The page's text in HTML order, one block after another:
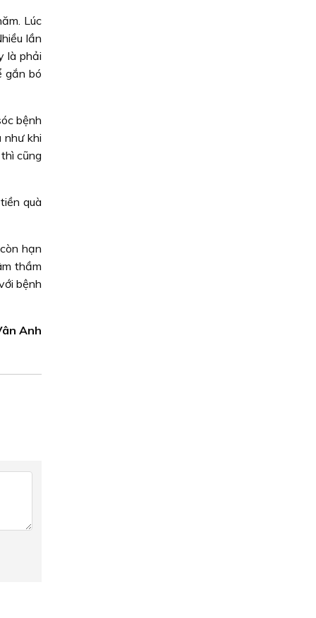
Lúc
lần
là phải
gắn bó
bệnh
như khi
cũng
quà
hạn
thầm
bệnh
Anh